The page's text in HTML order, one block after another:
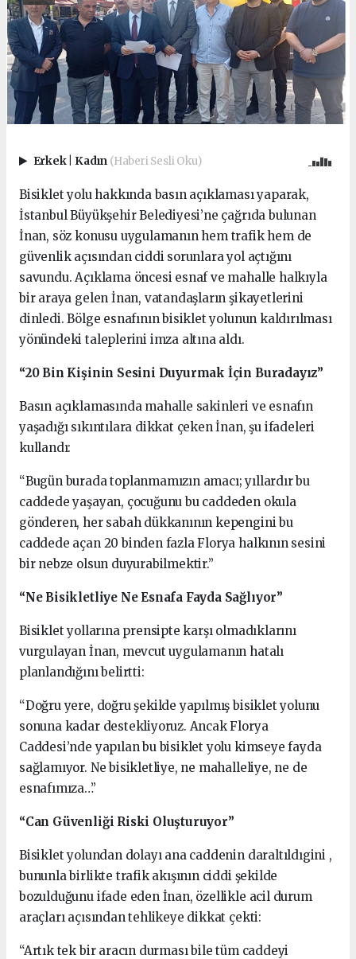
Erkek Kadın (Haberi Sesli Oku)
Bisiklet yolu hakkında basın açıklaması yaparak,
İstanbul Büyükşehir Belediyesi’ne çağrıda bulunan
İnan, söz konusu uygulamanın hem trafik hem de
güvenlik açısından ciddi sorunlara yol açtığını
savundu. Açıklama öncesi esnaf ve mahalle halkıyla
bir araya gelen İnan, vatandaşların şikayetlerini
dinledi. Bölge esnafının bisiklet yolunun kaldırılması
yönündeki taleplerini imza altına aldı.
“20 Bin Kişinin Sesini Duyurmak İçin Buradayız”
Basın açıklamasında mahalle sakinleri ve esnafın
yaşadığı sıkıntılara dikkat çeken İnan, şu ifadeleri
kullandı:
“Bugün burada toplanmamızın amacı; yıllardır bu
caddede yaşayan, çocuğunu bu caddeden okula
gönderen, her sabah dükkanının kepengini bu
caddede açan 20 binden fazla Florya halkının sesini
bir nebze olsun duyurabilmektir.”
“Ne Bisikletliye Ne Esnafa Fayda Sağlıyor”
Bisiklet yollarına prensipte karşı olmadıklarını
vurgulayan İnan, mevcut uygulamanın hatalı
planlandığını belirtti:
“Doğru yere, doğru şekilde yapılmış bisiklet yolunu
sonuna kadar destekliyoruz. Ancak Florya
Caddesi’nde yapılan bu bisiklet yolu kimseye fayda
sağlamıyor. Ne bisikletliye, ne mahalleliye, ne de
esnafımıza…”
“Can Güvenliği Riski Oluşturuyor”
Bisiklet yolundan dolayı ana caddenin daraltıldıgini ,
bununla birlikte trafik akışının ciddi şekilde
bozulduğunu ifade eden İnan, özellikle acil durum
araçları açısından tehlikeye dikkat çekti:
“Artık tek bir aracın durması bile tüm caddeyi